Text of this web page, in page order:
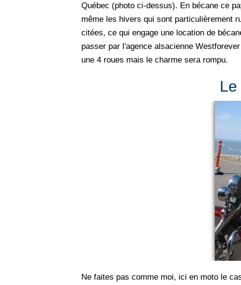
Québec (photo ci-dessus). En bécane ce
même les hivers qui sont particulièrement
citées, ce qui engage une location de
passer par l'agence alsacienne
une 4 roues mais le charme sera rompu.
Ne faites pas comme moi, ici en moto le